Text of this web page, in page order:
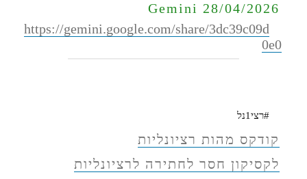
Gemini 28/04/2026
https://gemini.google.com/share/3dc39c09d
0e0
#רצי1נל
קודקס מהות רציונליות
לקסיקון חסר לחתירה לרציונליות